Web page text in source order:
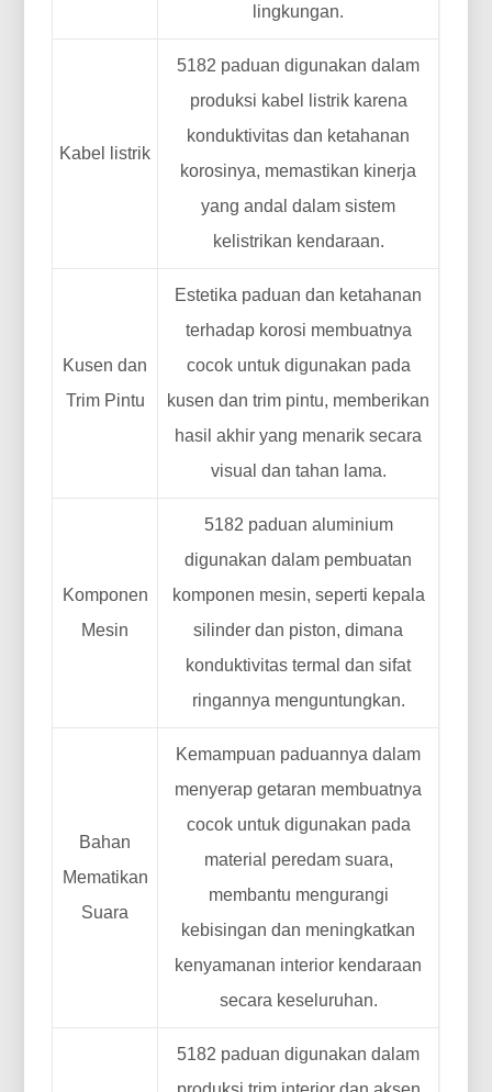
lingkungan.
Kabel listrik
5182 paduan digunakan dalam
produksi kabel listrik karena
konduktivitas dan ketahanan
korosinya, memastikan kinerja
yang andal dalam sistem
kelistrikan kendaraan.
Kusen dan
Trim Pintu
Estetika paduan dan ketahanan
terhadap korosi membuatnya
cocok untuk digunakan pada
kusen dan trim pintu, memberikan
hasil akhir yang menarik secara
visual dan tahan lama.
Komponen
Mesin
5182 paduan aluminium
digunakan dalam pembuatan
komponen mesin, seperti kepala
silinder dan piston, dimana
konduktivitas termal dan sifat
ringannya menguntungkan.
Bahan
Mematikan
Suara
Kemampuan paduannya dalam
menyerap getaran membuatnya
cocok untuk digunakan pada
material peredam suara,
membantu mengurangi
kebisingan dan meningkatkan
kenyamanan interior kendaraan
secara keseluruhan.
5182 paduan digunakan dalam